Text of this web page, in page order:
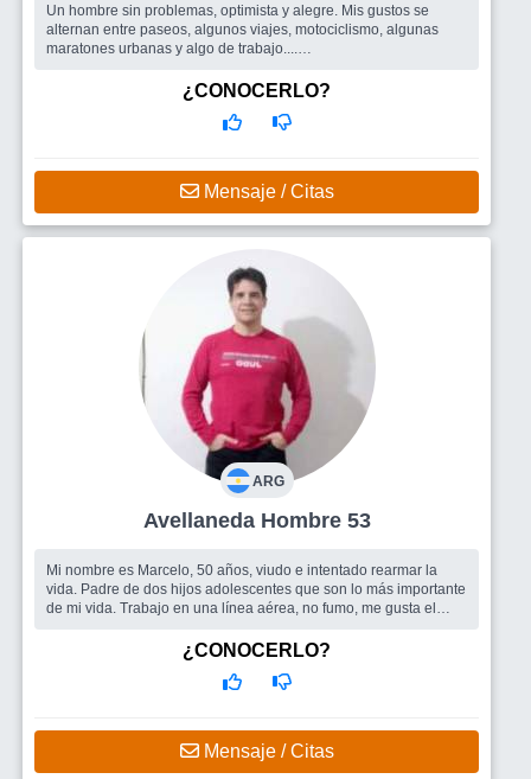
Un hombre sin problemas, optimista y alegre. Mis gustos se
alternan entre paseos, algunos viajes, motociclismo, algunas
maratones urbanas y algo de trabajo....
¿CONOCERLO?
Mensaje / Citas
ARG
Avellaneda Hombre 53
Mi nombre es Marcelo, 50 años, viudo e intentado rearmar la
vida. Padre de dos hijos adolescentes que son lo más importante
de mi vida. Trabajo en una línea aérea, no fumo, me gusta el
Estoy interesado en encontrar una mujer desee compartir
momentos y el tiempo dirá.
¿CONOCERLO?
Mensaje / Citas